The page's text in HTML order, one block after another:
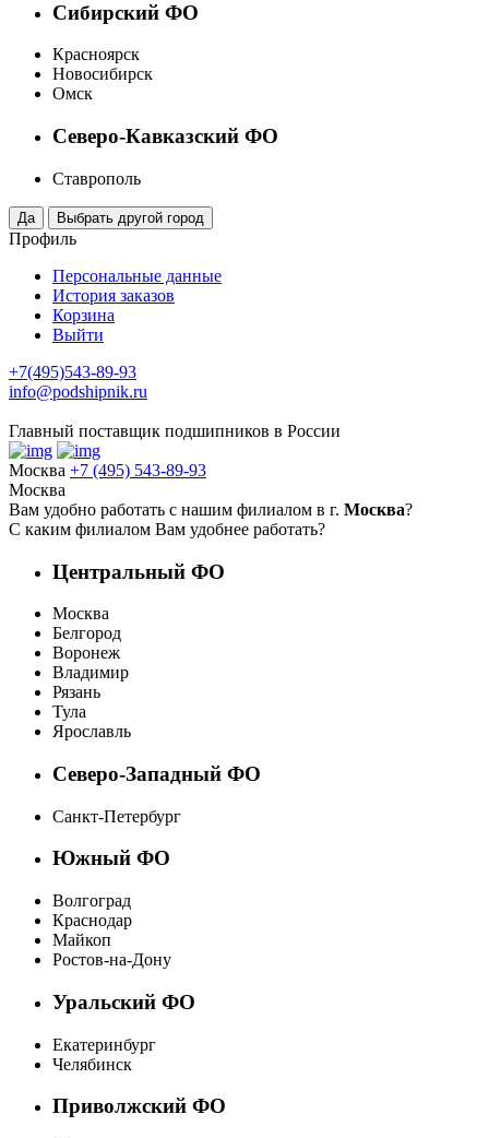
Сибирский ФО
Красноярск
Новосибирск
Омск
Северо-Кавказский ФО
Ставрополь
Профиль
Персональные данные
История заказов
Корзина
Выйти
+7(495)543-89-93
info@podshipnik.ru
Главный поставщик подшипников в России
Москва +7 (495) 543-89-93
Москва
Вам удобно работать с нашим филиалом в г. Москва?
С каким филиалом Вам удобнее работать?
Центральный ФО
Москва
Белгород
Воронеж
Владимир
Рязань
Тула
Ярославль
Северо-Западный ФО
Санкт-Петербург
Южный ФО
Волгоград
Краснодар
Майкоп
Ростов-на-Дону
Уральский ФО
Екатеринбург
Челябинск
Приволжский ФО